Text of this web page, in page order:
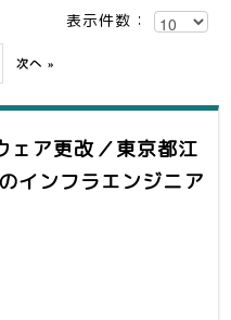
表示件数：
次へ »
ェア更改／東京都江
のインフラエンジニア